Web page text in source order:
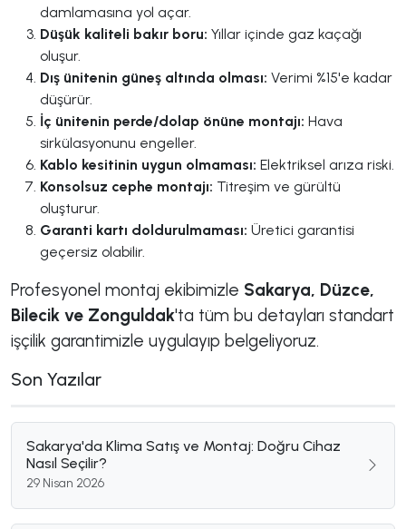
damlamasına yol açar.
Düşük kaliteli bakır boru: Yıllar içinde gaz kaçağı
oluşur.
Dış ünitenin güneş altında olması: Verimi %15'e kadar
düşürür.
İç ünitenin perde/dolap önüne montajı: Hava
sirkülasyonunu engeller.
Kablo kesitinin uygun olmaması: Elektriksel arıza riski.
Konsolsuz cephe montajı: Titreşim ve gürültü
oluşturur.
Garanti kartı doldurulmaması: Üretici garantisi
geçersiz olabilir.
Profesyonel montaj ekibimizle Sakarya, Düzce,
Bilecik ve Zonguldak'ta tüm bu detayları standart
işçilik garantimizle uygulayıp belgeliyoruz.
Son Yazılar
Sakarya'da Klima Satış ve Montaj: Doğru Cihaz
Nasıl Seçilir?
29 Nisan 2026